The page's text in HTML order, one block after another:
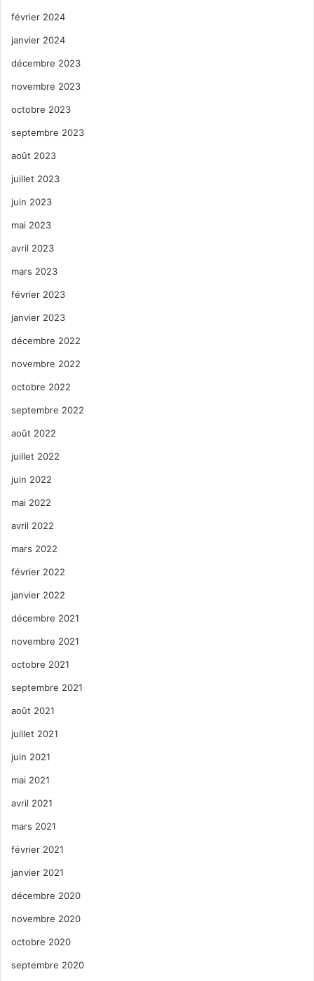
février 2024
janvier 2024
décembre 2023
novembre 2023
octobre 2023
septembre 2023
août 2023
juillet 2023
juin 2023
mai 2023
avril 2023
mars 2023
février 2023
janvier 2023
décembre 2022
novembre 2022
octobre 2022
septembre 2022
août 2022
juillet 2022
juin 2022
mai 2022
avril 2022
mars 2022
février 2022
janvier 2022
décembre 2021
novembre 2021
octobre 2021
septembre 2021
août 2021
juillet 2021
juin 2021
mai 2021
avril 2021
mars 2021
février 2021
janvier 2021
décembre 2020
novembre 2020
octobre 2020
septembre 2020